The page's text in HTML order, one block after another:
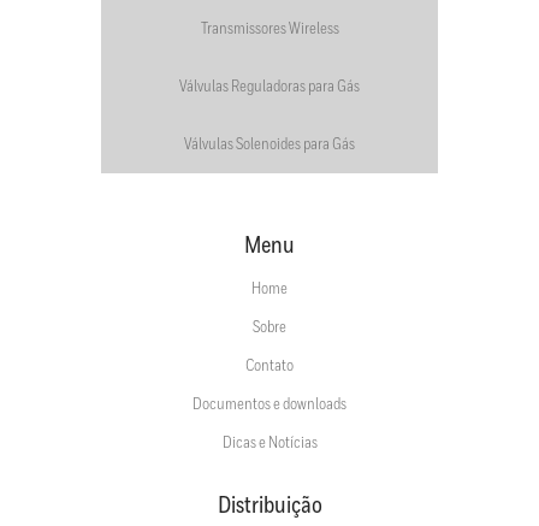
Transmissores Wireless
Válvulas Reguladoras para Gás
Válvulas Solenoides para Gás
Menu
Home
Sobre
Contato
Documentos e downloads
Dicas e Notícias
Distribuição